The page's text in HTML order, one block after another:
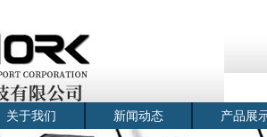
关于我们 新闻动态 产品展